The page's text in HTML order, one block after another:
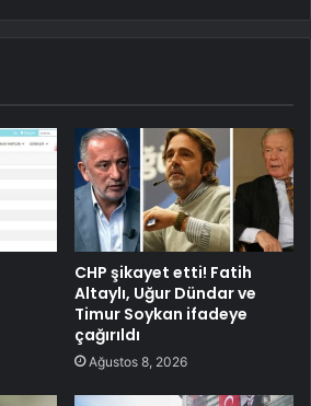
CHP şikayet etti! Fatih
Altaylı, Uğur Dündar ve
Timur Soykan ifadeye
çağırıldı
Ağustos 8, 2026